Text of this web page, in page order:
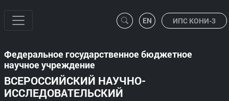
ИПС КОНИ-3
Федеральное государственное бюджетное
научное учреждение
ВСЕРОССИЙСКИЙ НАУЧНО-
ИССЛЕДОВАТЕЛЬСКИЙ